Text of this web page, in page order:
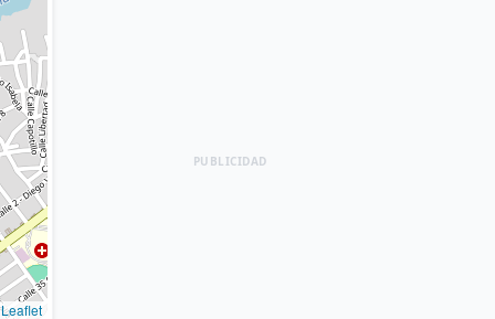
PUBLICIDAD